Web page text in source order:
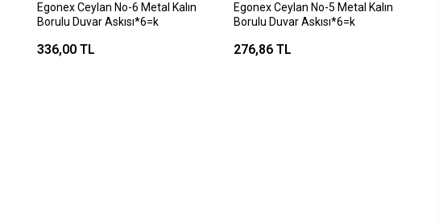
Egonex Ceylan No-6 Metal Kalın
Borulu Duvar Askısı*6=k
336,00 TL
Egonex Ceylan No-5 Metal Kalın
Borulu Duvar Askısı*6=k
276,86 TL